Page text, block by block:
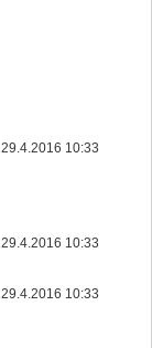
29.4.2016 10:33
29.4.2016 10:33
29.4.2016 10:33